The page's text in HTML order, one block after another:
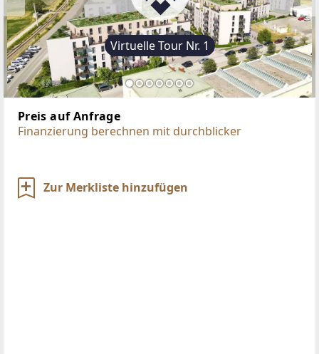
Virtuelle Tour Nr. 1
Preis auf Anfrage
Finanzierung berechnen mit durchblicker
Zur Merkliste hinzufügen